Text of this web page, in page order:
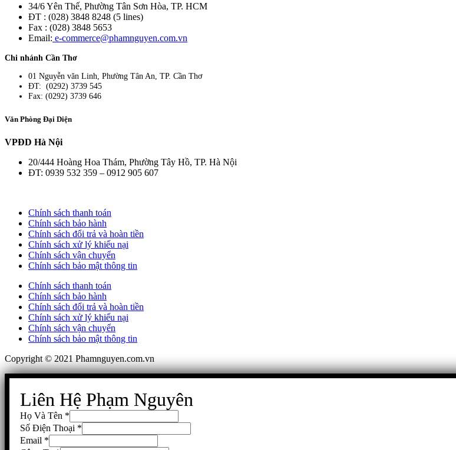
34/6 Yên Thế, Phường Tân Sơn Hòa, TP. HCM
ĐT : (028) 3848 8248 (5 lines)
Fax : (028) 3848 5653
Email: e-commerce@phamnguyen.com.vn
Chi nhánh Cần Thơ
01 Nguyễn văn Linh, Phường Tân An, TP. Cần Thơ
ĐT: (0292) 3739 545
Fax: (0292) 3739 646
Văn Phòng Đại Diện
VPĐD Hà Nội
20/444 Hoàng Hoa Thám, Phường Tây Hồ, TP. Hà Nội
ĐT: 0939 532 359 – 0912 905 607
Chính sách thanh toán
Chính sách bảo hành
Chính sách đổi trả và hoàn tiền
Chính sách xử lý khiếu nại
Chính sách vận chuyển
Chính sách bảo mật thông tin
Chính sách thanh toán
Chính sách bảo hành
Chính sách đổi trả và hoàn tiền
Chính sách xử lý khiếu nại
Chính sách vận chuyển
Chính sách bảo mật thông tin
Copyright © 2021 Phamnguyen.com.vn
Liên Hệ Phạm Nguyên
Họ Và Tên *
Số Điện Thoại *
Email *